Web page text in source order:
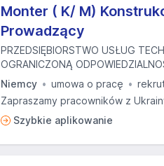
Monter ( K/ M)
Prowadzący
PRZEDSIĘBIORSTWO USŁUG
OGRANICZONĄ
Niemcy
umowa o pracę
Zapraszamy pracowników z
Szybkie aplikowanie